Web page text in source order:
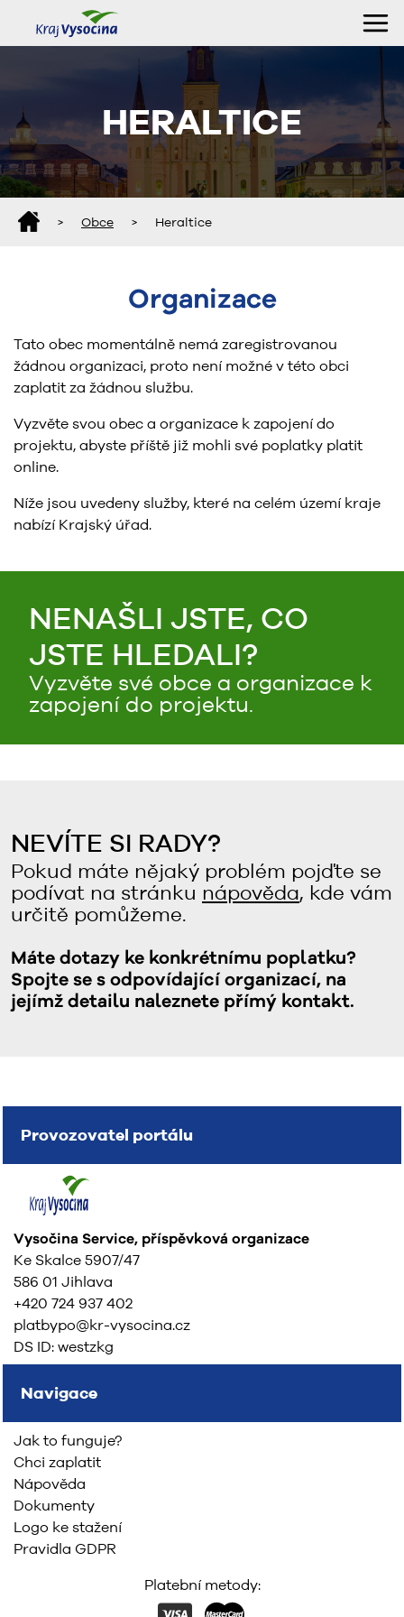
HERALTICE
> Obce > Heraltice
Organizace
Tato obec momentálně nemá zaregistrovanou
žádnou organizaci, proto není možné v této obci
zaplatit za žádnou službu.
Vyzvěte svou obec a organizace k zapojení do
projektu, abyste příště již mohli své poplatky platit
online.
Níže jsou uvedeny služby, které na celém území kraje
nabízí Krajský úřad.
NENAŠLI JSTE, CO
JSTE HLEDALI?
Vyzvěte své obce a organizace k
zapojení do projektu.
NEVÍTE SI RADY?
Pokud máte nějaký problém pojďte se
podívat na stránku nápověda, kde vám
určitě pomůžeme.
Máte dotazy ke konkrétnímu poplatku?
Spojte se s odpovídající organizací, na
jejímž detailu naleznete přímý kontakt.
Provozovatel portálu
Vysočina Service, příspěvková organizace
Ke Skalce 5907/47
586 01 Jihlava
+420 724 937 402
platbypo@kr-vysocina.cz
DS ID: westzkg
Navigace
Jak to funguje?
Chci zaplatit
Nápověda
Dokumenty
Logo ke stažení
Pravidla GDPR
Platební metody: